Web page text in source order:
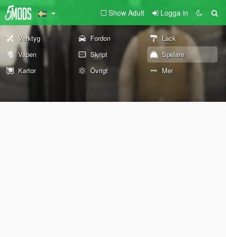
Show Adult Logga in
Verktyg Fordon
Lack
Vapen
Skript
Spelare
Kartor
Övrigt Mer